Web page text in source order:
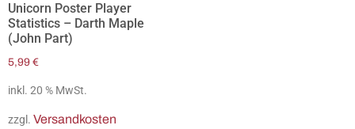
Unicorn Poster Player
Statistics – Darth Maple
(John Part)
5,99 €
inkl. 20 % MwSt.
zzgl. Versandkosten